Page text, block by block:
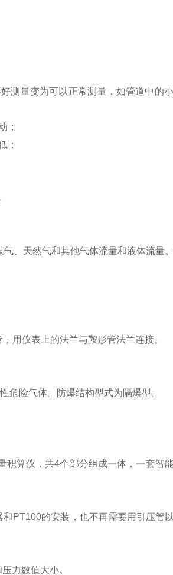
测量变为可以正常测量，如管道中的
；
；
、天然气和其他气体流量和液体流量
用仪表上的法兰与鞍形管法兰连接。
险气体。防爆结构型式为隔爆型。
积算仪，共4个部分组成一体，一套智
和PT100的安装，也不再需要用引压管
力数值大小。